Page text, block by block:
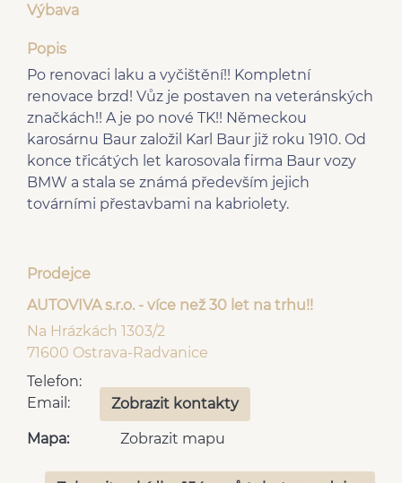
Výbava
Popis
Po renovaci laku a vyčištění!! Kompletní
renovace brzd! Vůz je postaven na veteránských
značkách!! A je po nové TK!! Německou
karosárnu Baur založil Karl Baur již roku 1910. Od
konce třicátých let karosovala firma Baur vozy
BMW a stala se známá především jejich
továrními přestavbami na kabriolety.
Prodejce
AUTOVIVA s.r.o. - více než 30 let na trhu!!
Na Hrázkách 1303/2
71600 Ostrava-Radvanice
Telefon:
Email:
Zobrazit kontakty
Mapa: Zobrazit mapu